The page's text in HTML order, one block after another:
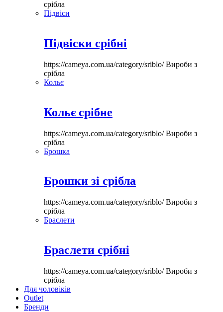
срібла
Підвіси
Підвіски срібні
https://cameya.com.ua/category/sriblo/Вироби з
срібла
Кольє
Кольє срібне
https://cameya.com.ua/category/sriblo/Вироби з
срібла
Брошка
Брошки зі срібла
https://cameya.com.ua/category/sriblo/Вироби з
срібла
Браслети
Браслети срібні
https://cameya.com.ua/category/sriblo/Вироби з
срібла
Для чоловіків
Outlet
Бренди